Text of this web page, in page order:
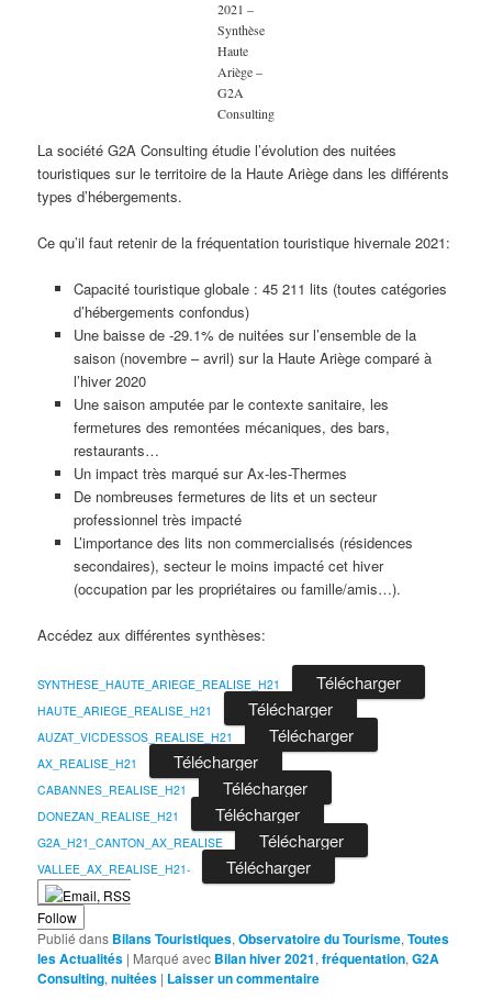
2021 –
Synthèse
Haute
Ariège –
G2A
Consulting
La société G2A Consulting étudie l’évolution des nuitées
touristiques sur le territoire de la Haute Ariège dans les différents
types d’hébergements.
Ce qu’il faut retenir de la fréquentation touristique hivernale 2021:
Capacité touristique globale : 45 211 lits (toutes catégories
d’hébergements confondus)
Une baisse de -29.1% de nuitées sur l’ensemble de la
saison (novembre – avril) sur la Haute Ariège comparé à
l’hiver 2020
Une saison amputée par le contexte sanitaire, les
fermetures des remontées mécaniques, des bars,
restaurants…
Un impact très marqué sur Ax-les-Thermes
De nombreuses fermetures de lits et un secteur
professionnel très impacté
L’importance des lits non commercialisés (résidences
secondaires), secteur le moins impacté cet hiver
(occupation par les propriétaires ou famille/amis…).
Accédez aux différentes synthèses:
SYNTHESE_HAUTE_ARIEGE_REALISE_H21 Télécharger
HAUTE_ARIEGE_REALISE_H21 Télécharger
AUZAT_VICDESSOS_REALISE_H21 Télécharger
AX_REALISE_H21 Télécharger
CABANNES_REALISE_H21 Télécharger
DONEZAN_REALISE_H21 Télécharger
G2A_H21_CANTON_AX_REALISE Télécharger
VALLEE_AX_REALISE_H21- Télécharger
Follow
Publié dans Bilans Touristiques,Observatoire du Tourisme,Toutes
les Actualités | Marqué avec Bilan hiver 2021,fréquentation,G2A
Consulting,nuitées | Laisser un commentaire